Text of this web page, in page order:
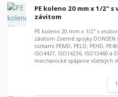
PE koleno 20 mm x 1/2"
závitom
PE koleno 20 mm x 1/2" s
závitom Zverné spojky
rúrkami PEMD, PELD, PEHD,
ISO4427, ISO14236, ISO13460
mechanické spájanie všetkých